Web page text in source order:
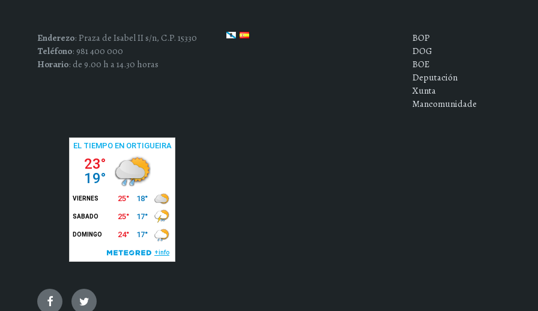
Enderezo: Praza de Isabel II s/n, C.P. 15330
Teléfono: 981 400 000
Horario: de 9.00 h a 14.30 horas
BOP
DOG
BOE
Deputación
Xunta
Mancomunidade
FacebookTwitter